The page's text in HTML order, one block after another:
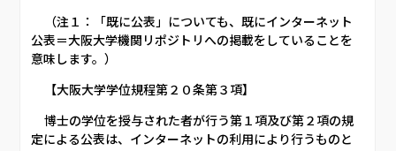
公表＝大阪大学機関リポジトリへの掲載をしていることを
意味します。）
     【大阪大学学位規程第２０条第３項】
     博士の学位を授与された者が行う第１項及び第２項の規
定による公表は、インターネットの利用により行うものと